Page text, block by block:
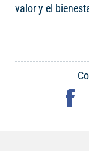
valor y el